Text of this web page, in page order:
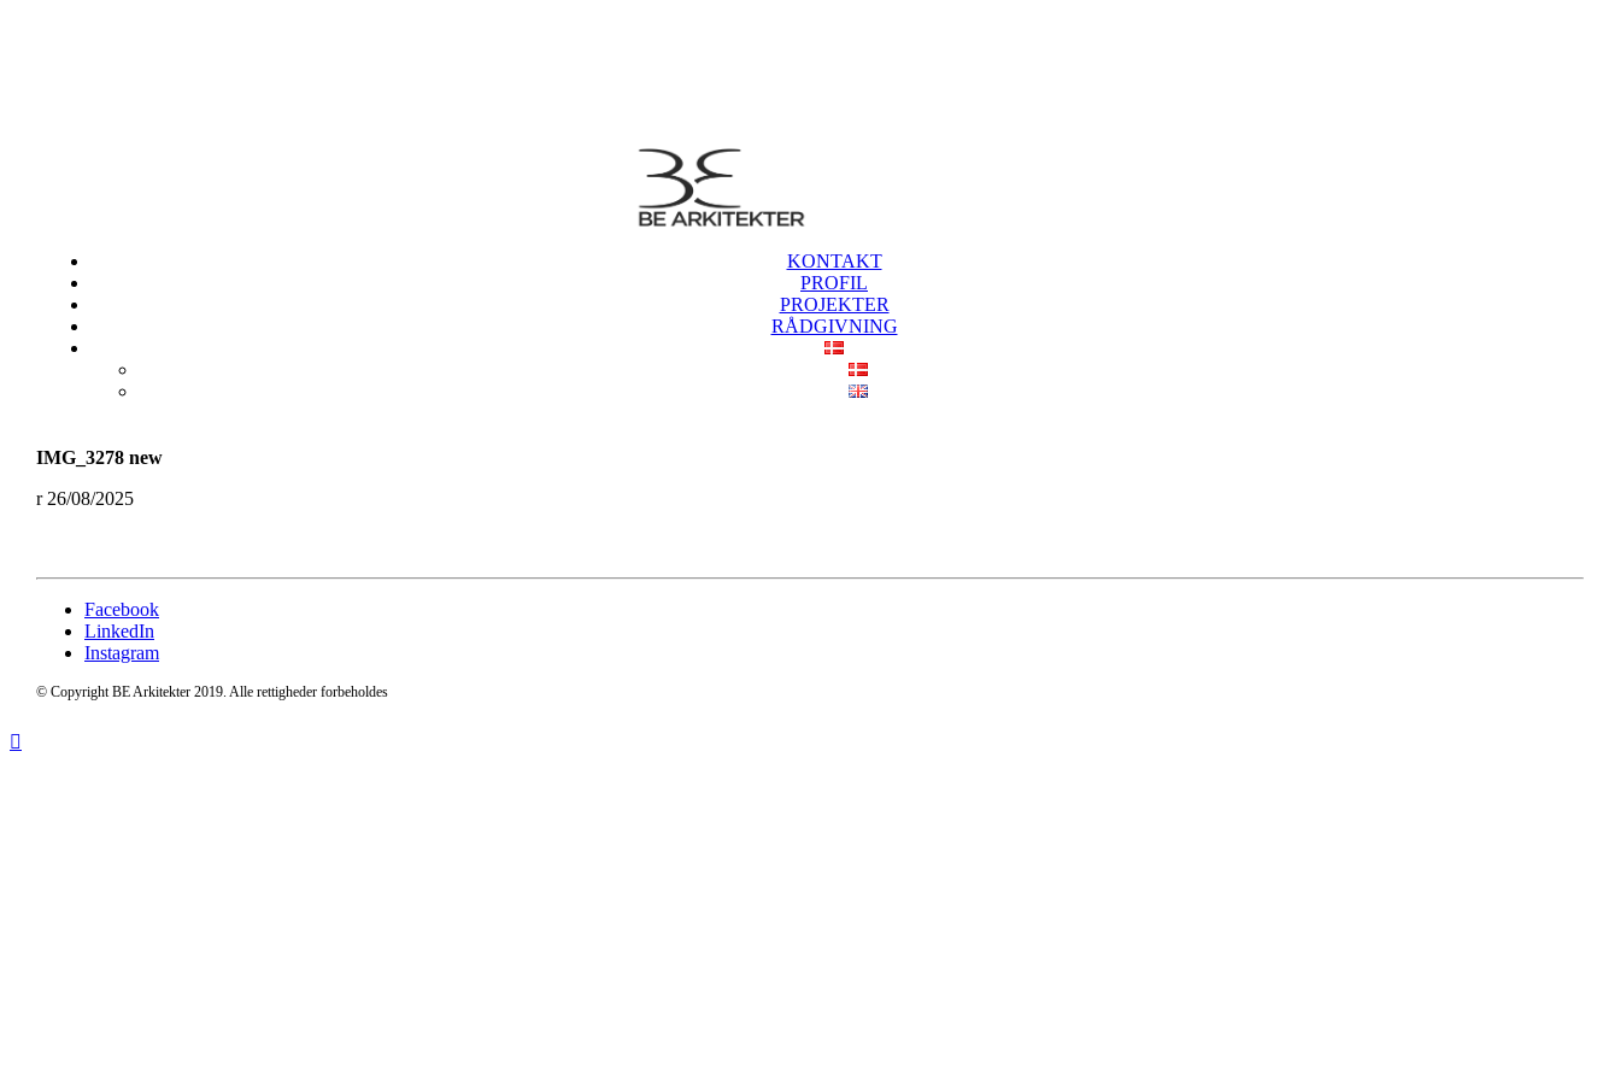
KONTAKT
PROFIL
PROJEKTER
RÅDGIVNING
IMG_3278 new
26/08/2025
Facebook
LinkedIn
Instagram
© Copyright BE Arkitekter 2019. Alle rettigheder forbeholdes